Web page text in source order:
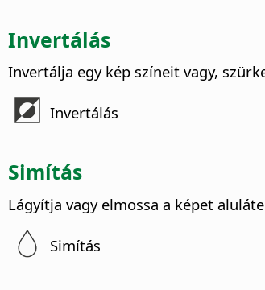
Invertálás
Invertálja egy kép színeit vagy,
Invertálás
Simítás
Lágyítja vagy elmossa a képet
Simítás